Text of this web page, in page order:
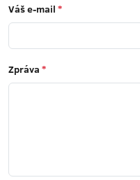
Váš e-mail *
Zpráva *